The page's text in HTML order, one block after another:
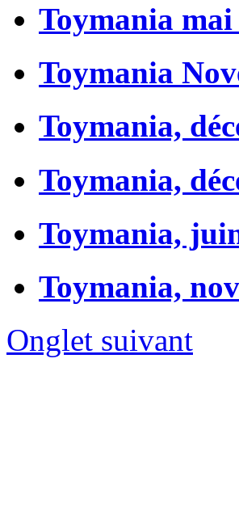
Toymania mai
Toymania
Toymania,
Toymania,
Toymania,
Toymania,
Onglet suivant